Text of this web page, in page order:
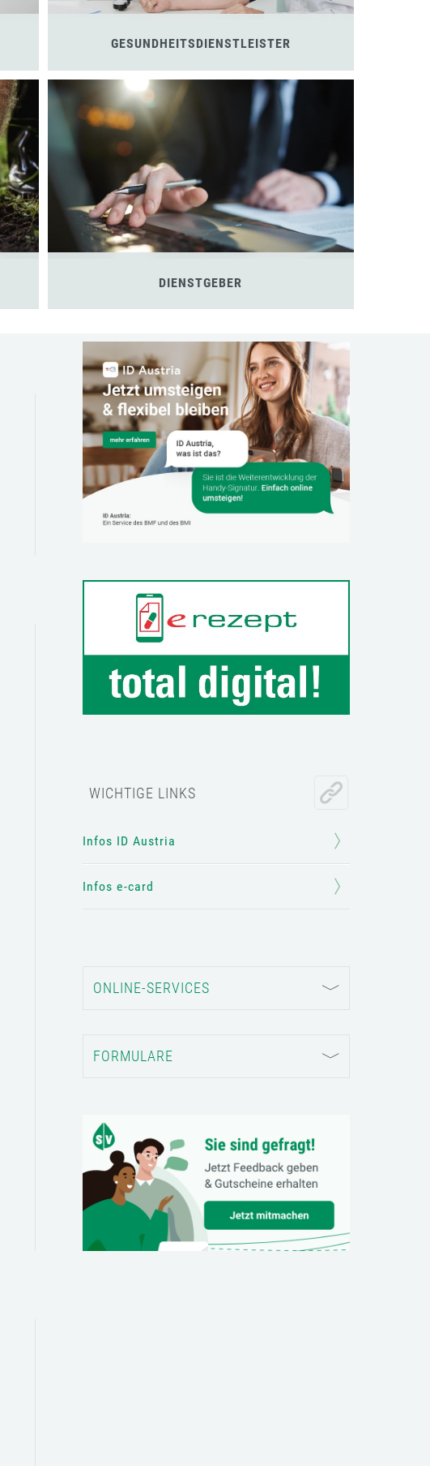
GESUNDHEITSDIENSTLEISTER
DIENSTGEBER
WICHTIGE LINKS
Infos ID Austria
Infos e-card
ONLINE-SERVICES
FORMULARE